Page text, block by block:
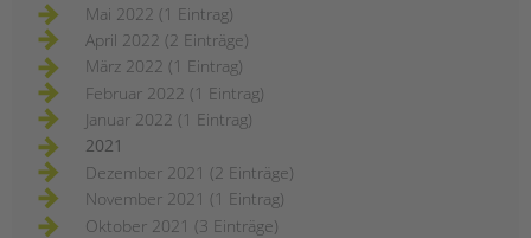
Mai 2022 (1 Eintrag)
April 2022 (2 Einträge)
März 2022 (1 Eintrag)
Februar 2022 (1 Eintrag)
Januar 2022 (1 Eintrag)
2021
Dezember 2021 (2 Einträge)
November 2021 (1 Eintrag)
Oktober 2021 (3 Einträge)